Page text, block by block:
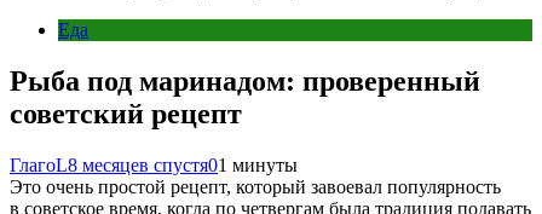
Еда
Рыба под маринадом: проверенный
советский рецепт
ГлагоL8 месяцев спустя01 минуты
Это​‍​‌‍​‍‌ очень простой рецепт, который завоевал популярность
в советское время, когда по четвергам была традиция подавать